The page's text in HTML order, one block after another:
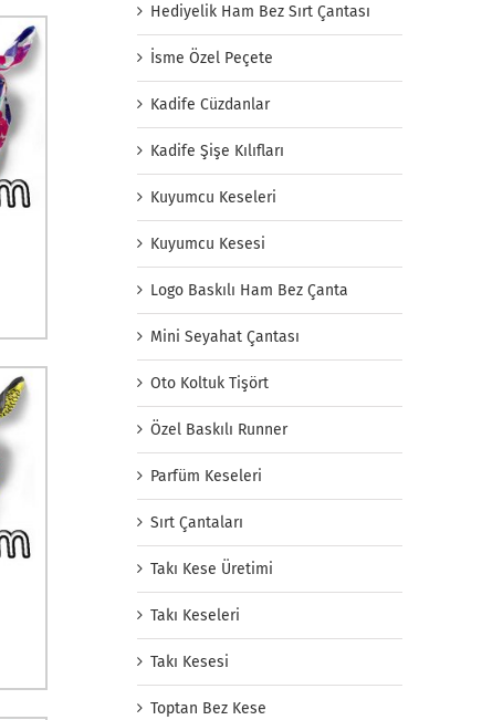
Hediyelik Ham Bez Sırt Çantası
İsme Özel Peçete
Kadife Cüzdanlar
Kadife Şişe Kılıfları
Kuyumcu Keseleri
Kuyumcu Kesesi
Logo Baskılı Ham Bez Çanta
Mini Seyahat Çantası
Oto Koltuk Tişört
Özel Baskılı Runner
Parfüm Keseleri
Sırt Çantaları
Takı Kese Üretimi
Takı Keseleri
Takı Kesesi
Toptan Bez Kese